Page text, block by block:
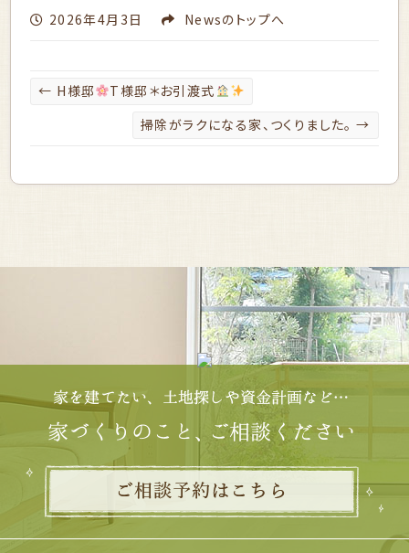
2026年4月3日 Newsのトップへ
← H様邸
T様邸＊お引渡式
掃除がラクになる家、つくりました。→